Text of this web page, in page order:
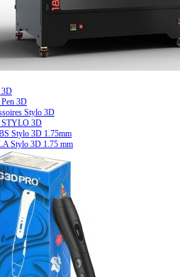
3D
3D
Stylo 3D
3D
Stylo 3D 1.75mm
Stylo 3D 1.75 mm